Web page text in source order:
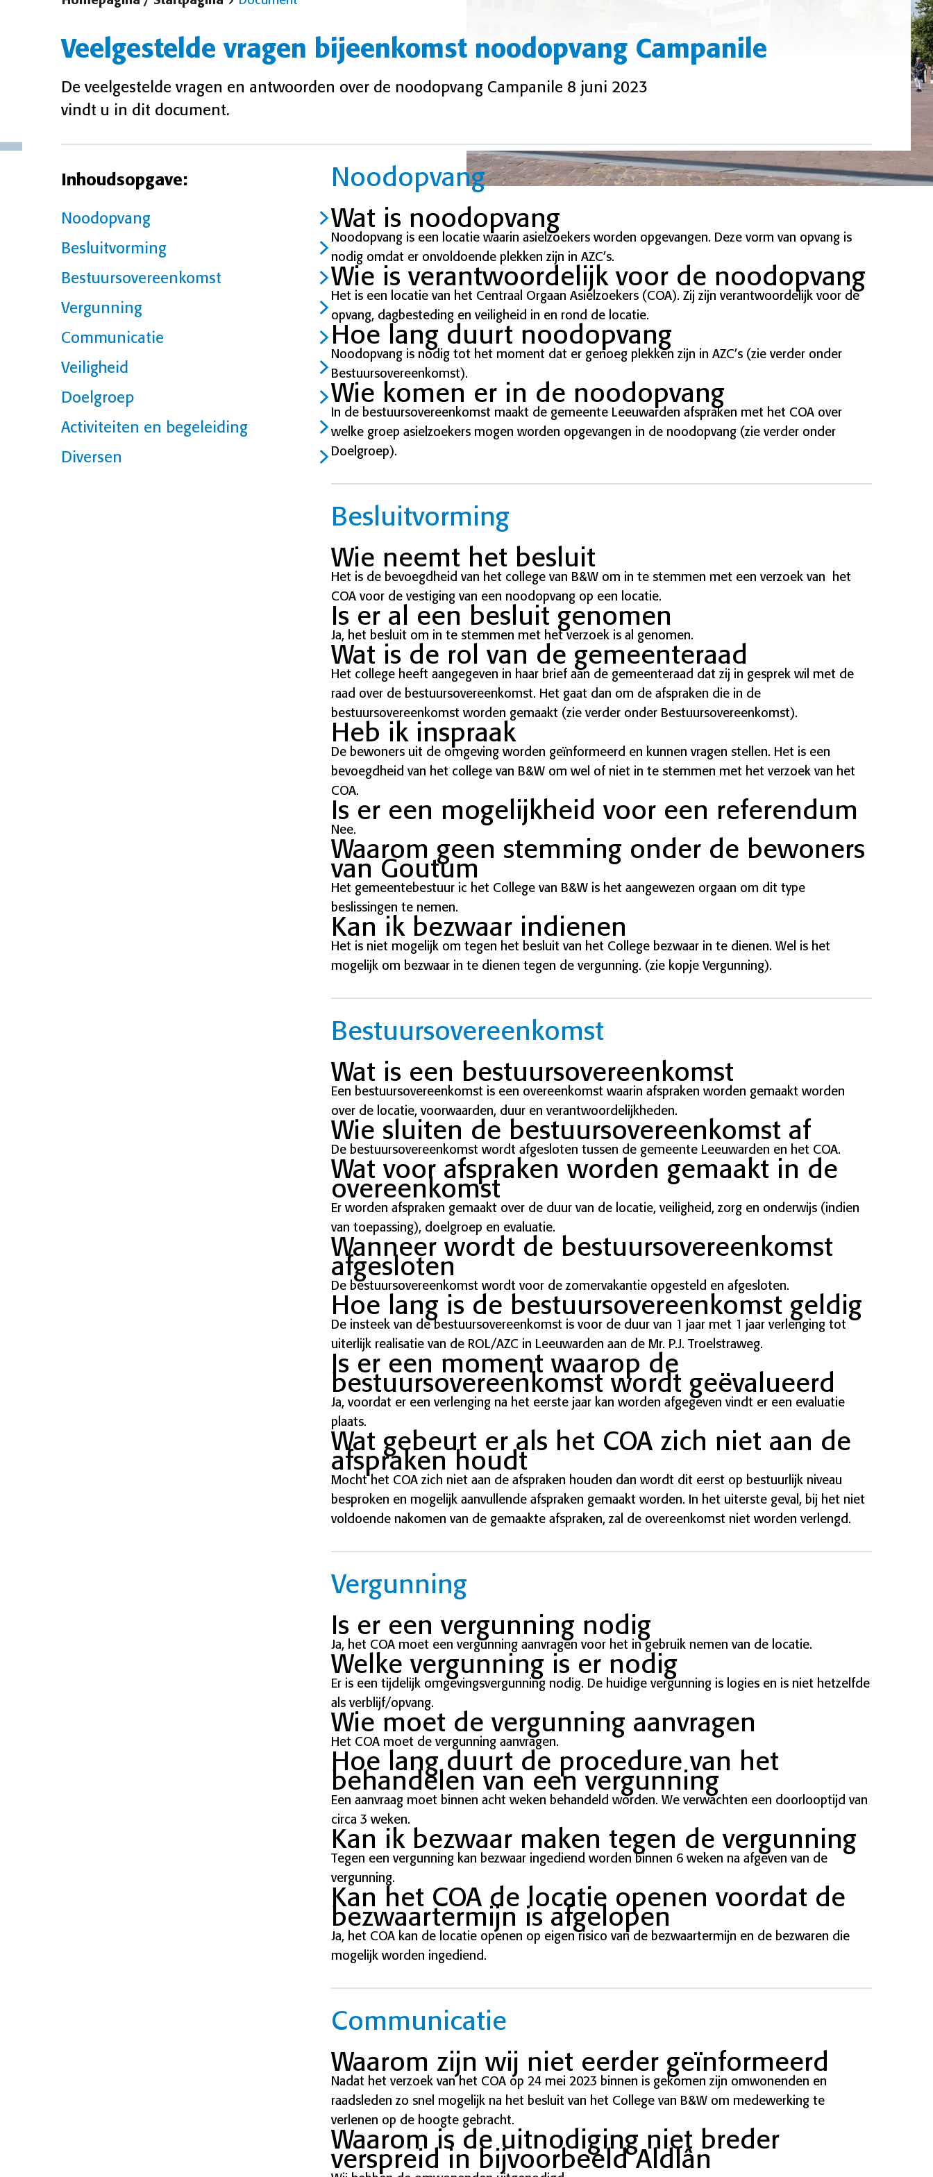
Veelgestelde vragen bijeenkomst noodopvang Campanile
De veelgestelde vragen en antwoorden over de noodopvang Campanile 8 juni 2023
vindt u in dit document.
Inhoudsopgave:
Noodopvang
Besluitvorming
Bestuursovereenkomst
Vergunning
Communicatie
Veiligheid
Doelgroep
Activiteiten en begeleiding
Diversen
Noodopvang
Wat is noodopvang
Noodopvang is een locatie waarin asielzoekers worden opgevangen. Deze vorm van opvang is
nodig omdat er onvoldoende plekken zijn in AZC’s.
Wie is verantwoordelijk voor de noodopvang
Het is een locatie van het Centraal Orgaan Asielzoekers (COA). Zij zijn verantwoordelijk voor de
opvang, dagbesteding en veiligheid in en rond de locatie.
Hoe lang duurt noodopvang
Noodopvang is nodig tot het moment dat er genoeg plekken zijn in AZC’s (zie verder onder
Bestuursovereenkomst).
Wie komen er in de noodopvang
In de bestuursovereenkomst maakt de gemeente Leeuwarden afspraken met het COA over
welke groep asielzoekers mogen worden opgevangen in de noodopvang (zie verder onder
Doelgroep).
Besluitvorming
Wie neemt het besluit
Het is de bevoegdheid van het college van B&W om in te stemmen met een verzoek van het
COA voor de vestiging van een noodopvang op een locatie.
Is er al een besluit genomen
Ja, het besluit om in te stemmen met het verzoek is al genomen.
Wat is de rol van de gemeenteraad
Het college heeft aangegeven in haar brief aan de gemeenteraad dat zij in gesprek wil met de
raad over de bestuursovereenkomst. Het gaat dan om de afspraken die in de
bestuursovereenkomst worden gemaakt (zie verder onder Bestuursovereenkomst).
Heb ik inspraak
De bewoners uit de omgeving worden geïnformeerd en kunnen vragen stellen. Het is een
bevoegdheid van het college van B&W om wel of niet in te stemmen met het verzoek van het
COA.
Is er een mogelijkheid voor een referendum
Nee.
Waarom geen stemming onder de bewoners
van Goutum
Het gemeentebestuur ic het College van B&W is het aangewezen orgaan om dit type
beslissingen te nemen.
Kan ik bezwaar indienen
Het is niet mogelijk om tegen het besluit van het College bezwaar in te dienen. Wel is het
mogelijk om bezwaar in te dienen tegen de vergunning. (zie kopje Vergunning).
Bestuursovereenkomst
Wat is een bestuursovereenkomst
Een bestuursovereenkomst is een overeenkomst waarin afspraken worden gemaakt worden
over de locatie, voorwaarden, duur en verantwoordelijkheden.
Wie sluiten de bestuursovereenkomst af
De bestuursovereenkomst wordt afgesloten tussen de gemeente Leeuwarden en het COA.
Wat voor afspraken worden gemaakt in de
overeenkomst
Er worden afspraken gemaakt over de duur van de locatie, veiligheid, zorg en onderwijs (indien
van toepassing), doelgroep en evaluatie.
Wanneer wordt de bestuursovereenkomst
afgesloten
De bestuursovereenkomst wordt voor de zomervakantie opgesteld en afgesloten.
Hoe lang is de bestuursovereenkomst geldig
De insteek van de bestuursovereenkomst is voor de duur van 1 jaar met 1 jaar verlenging tot
uiterlijk realisatie van de ROL/AZC in Leeuwarden aan de Mr. P.J. Troelstraweg.
Is er een moment waarop de
bestuursovereenkomst wordt geëvalueerd
Ja, voordat er een verlenging na het eerste jaar kan worden afgegeven vindt er een evaluatie
plaats.
Wat gebeurt er als het COA zich niet aan de
afspraken houdt
Mocht het COA zich niet aan de afspraken houden dan wordt dit eerst op bestuurlijk niveau
besproken en mogelijk aanvullende afspraken gemaakt worden. In het uiterste geval, bij het niet
voldoende nakomen van de gemaakte afspraken, zal de overeenkomst niet worden verlengd.
Vergunning
Is er een vergunning nodig
Ja, het COA moet een vergunning aanvragen voor het in gebruik nemen van de locatie.
Welke vergunning is er nodig
Er is een tijdelijk omgevingsvergunning nodig. De huidige vergunning is logies en is niet hetzelfde
als verblijf/opvang.
Wie moet de vergunning aanvragen
Het COA moet de vergunning aanvragen.
Hoe lang duurt de procedure van het
behandelen van een vergunning
Een aanvraag moet binnen acht weken behandeld worden. We verwachten een doorlooptijd van
circa 3 weken.
Kan ik bezwaar maken tegen de vergunning
Tegen een vergunning kan bezwaar ingediend worden binnen 6 weken na afgeven van de
vergunning.
Kan het COA de locatie openen voordat de
bezwaartermijn is afgelopen
Ja, het COA kan de locatie openen op eigen risico van de bezwaartermijn en de bezwaren die
mogelijk worden ingediend.
Communicatie
Waarom zijn wij niet eerder geïnformeerd
Nadat het verzoek van het COA op 24 mei 2023 binnen is gekomen zijn omwonenden en
raadsleden zo snel mogelijk na het besluit van het College van B&W om medewerking te
verlenen op de hoogte gebracht.
Waarom is de uitnodiging niet breder
verspreid in bijvoorbeeld Aldlân